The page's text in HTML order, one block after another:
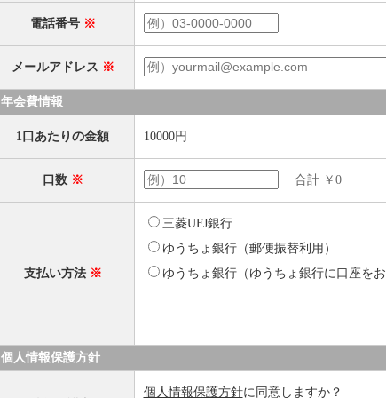
電話番号 ※
メールアドレス ※
年会費情報
1口あたりの金額 10000円
口数 ※ 合計 ￥0
支払い方法 ※
三菱UFJ銀行
ゆうちょ銀行（郵便振替利用）
ゆうちょ銀行（ゆうちょ銀行に口座
個人情報保護方針
個人情報保護方針に同意しますか？